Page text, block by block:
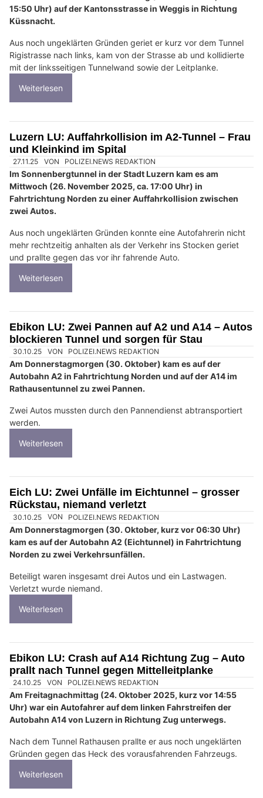
15:50 Uhr) auf der Kantonsstrasse in Weggis in Richtung
Küssnacht.
Aus noch ungeklärten Gründen geriet er kurz vor dem Tunnel
Rigistrasse nach links, kam von der Strasse ab und kollidierte
mit der linksseitigen Tunnelwand sowie der Leitplanke.
Weiterlesen
Luzern LU: Auffahrkollision im A2-Tunnel – Frau
und Kleinkind im Spital
27.11.25 VON POLIZEI.NEWS REDAKTION
Im Sonnenbergtunnel in der Stadt Luzern kam es am
Mittwoch (26. November 2025, ca. 17:00 Uhr) in
Fahrtrichtung Norden zu einer Auffahrkollision zwischen
zwei Autos.
Aus noch ungeklärten Gründen konnte eine Autofahrerin nicht
mehr rechtzeitig anhalten als der Verkehr ins Stocken geriet
und prallte gegen das vor ihr fahrende Auto.
Weiterlesen
Ebikon LU: Zwei Pannen auf A2 und A14 – Autos
blockieren Tunnel und sorgen für Stau
30.10.25 VON POLIZEI.NEWS REDAKTION
Am Donnerstagmorgen (30. Oktober) kam es auf der
Autobahn A2 in Fahrtrichtung Norden und auf der A14 im
Rathausentunnel zu zwei Pannen.
Zwei Autos mussten durch den Pannendienst abtransportiert
werden.
Weiterlesen
Eich LU: Zwei Unfälle im Eichtunnel – grosser
Rückstau, niemand verletzt
30.10.25 VON POLIZEI.NEWS REDAKTION
Am Donnerstagmorgen (30. Oktober, kurz vor 06:30 Uhr)
kam es auf der Autobahn A2 (Eichtunnel) in Fahrtrichtung
Norden zu zwei Verkehrsunfällen.
Beteiligt waren insgesamt drei Autos und ein Lastwagen.
Verletzt wurde niemand.
Weiterlesen
Ebikon LU: Crash auf A14 Richtung Zug – Auto
prallt nach Tunnel gegen Mittelleitplanke
24.10.25 VON POLIZEI.NEWS REDAKTION
Am Freitagnachmittag (24. Oktober 2025, kurz vor 14:55
Uhr) war ein Autofahrer auf dem linken Fahrstreifen der
Autobahn A14 von Luzern in Richtung Zug unterwegs.
Nach dem Tunnel Rathausen prallte er aus noch ungeklärten
Gründen gegen das Heck des vorausfahrenden Fahrzeugs.
Weiterlesen